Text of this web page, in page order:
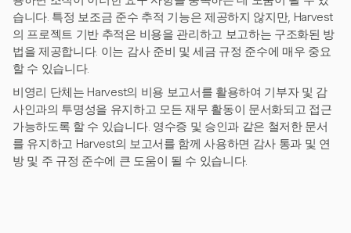
습니다. 특정 보조금 준수 추적 기능은 제공하지 않지만, Harvest
의 프로젝트 기반 추적은 비용을 관리하고 보고하는 구조화된 방
법을 제공합니다. 이는 감사 준비 및 세금 규정 준수에 매우 중요
할 수 있습니다.
비영리 단체는 Harvest의 비용 보고서를 활용하여 기부자 및 감
사인과의 투명성을 유지하고 모든 재무 활동이 문서화되고 접근
가능하도록 할 수 있습니다. 영수증 및 승인과 같은 철저한 문서
를 유지하고 Harvest의 보고서를 함께 사용하면 감사 통과 및 연
방 및 주 규정 준수에 큰 도움이 될 수 있습니다.